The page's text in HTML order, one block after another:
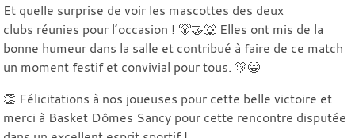
Et quelle surprise de voir les mascottes des deux
clubs réunies pour l’occasion ! 🐻🤝🐺 Elles ont mis de la
bonne humeur dans la salle et contribué à faire de ce match
un moment festif et convivial pour tous. 🎊😁
👏 Félicitations à nos joueuses pour cette belle victoire et
merci à Basket Dômes Sancy pour cette rencontre disputée